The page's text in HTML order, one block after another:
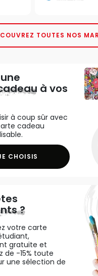
TOUTES NOS
à vos
à coup sûr avec
cadeau
CHOISIS
?
votre carte
gratuite et
de -15% toute
une sélection de